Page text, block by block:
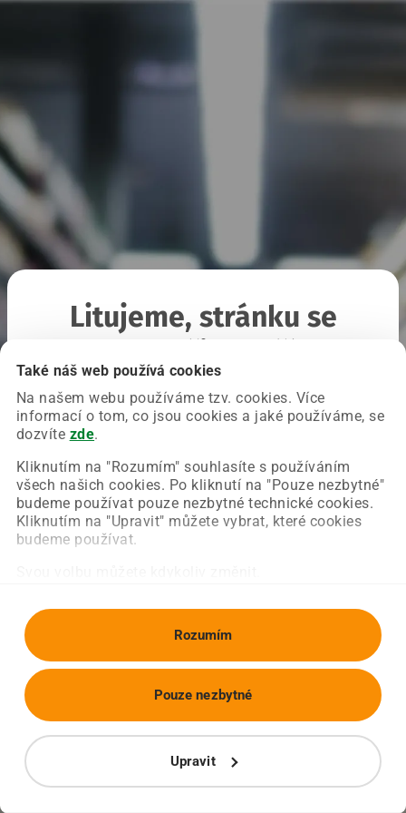
Také náš web používá cookies
Na našem webu používáme tzv. cookies. Více
informací o tom, co jsou cookies a jaké používáme, se
dozvíte zde.
Kliknutím na "Rozumím" souhlasíte s používáním
všech našich cookies. Po kliknutí na "Pouze nezbytné"
budeme používat pouze nezbytné technické cookies.
Kliknutím na "Upravit" můžete vybrat, které cookies
budeme používat.
Rozumím
Upravit
Pouze nezbytné
Litujeme, stránku se
Chyba nastala na naší straně a už ji opravujeme.
Zkuste prosím znovu načíst požadovanou stránku.
Obnovit stránku Úvodní strana